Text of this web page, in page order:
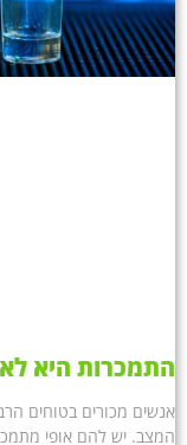
התמכרות היא
אנשים מכורים בטוחים
המצב. יש להם אופי